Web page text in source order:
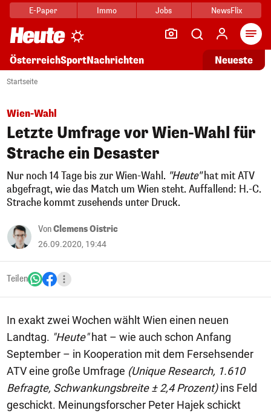
E-Paper Immo Jobs NewsFlix
ÖsterreichSportNachrichten Neueste
Startseite
Wien-Wahl
Letzte Umfrage vor Wien-Wahl für
Strache ein Desaster
Nur noch 14 Tage bis zur Wien-Wahl. "Heute"hat mit ATV
abgefragt, wie das Match um Wien steht. Auffallend: H.-C.
Strache kommt zusehends unter Druck.
VonClemens Oistric
26.09.2020, 19:44
Teilen
In exakt zwei Wochen wählt Wien einen neuen
Landtag. "Heute"hat – wie auch schon Anfang
September – in Kooperation mit dem Fersehsender
ATV eine große Umfrage (Unique Research, 1.610
Befragte, Schwankungsbreite ± 2,4 Prozent)ins Feld
geschickt. Meinungsforscher Peter Hajek schickt